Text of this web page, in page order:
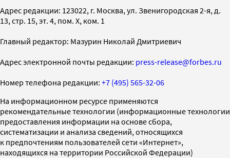
Адрес редакции: 123022, г. Москва, ул. Звенигородская 2-я, д.
13, стр. 15, эт. 4, пом. X, ком. 1
Главный редактор: Мазурин Николай Дмитриевич
Адрес электронной почты редакции: press-release@forbes.ru
Номер телефона редакции: +7 (495) 565-32-06
На информационном ресурсе применяются
рекомендательные технологии (информационные технологии
предоставления информации на основе сбора,
систематизации и анализа сведений, относящихся
к предпочтениям пользователей сети «Интернет»,
находящихся на территории Российской Федерации)